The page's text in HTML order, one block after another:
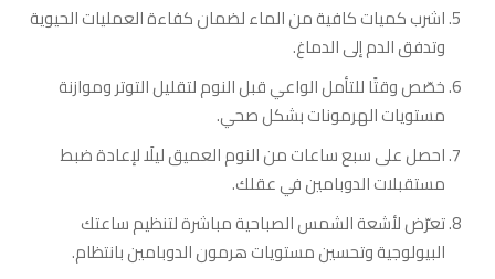
اشرب كميات كافية من الماء لضمان كفاءة العمليات الحيوية
وتدفق الدم إلى الدماغ.
خصّص وقتًا للتأمل الواعي قبل النوم لتقليل التوتر وموازنة
مستويات الهرمونات بشكل صحي.
احصل على سبع ساعات من النوم العميق ليلًا لإعادة ضبط
مستقبلات الدوبامين في عقلك.
تعرّض لأشعة الشمس الصباحية مباشرة لتنظيم ساعتك
البيولوجية وتحسين مستويات هرمون الدوبامين بانتظام.